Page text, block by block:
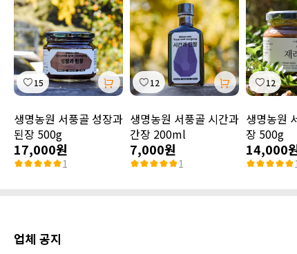
15
생명농원 서풍골 성장과
된장 500g
17,000원
1
12
생명농원 서풍골 시간과
간장 200ml
7,000원
1
12
생명농원
장 500g
14,000원
1
업체 공지